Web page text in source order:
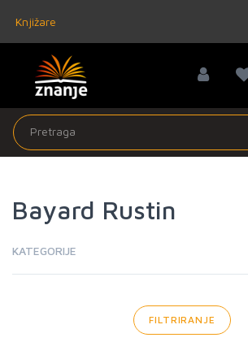
Knjižare
Bayard Rustin
KATEGORIJE
FILTRIRANJE